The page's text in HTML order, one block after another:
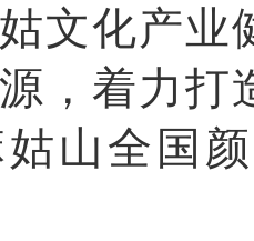
文化产
，着力打
山全国